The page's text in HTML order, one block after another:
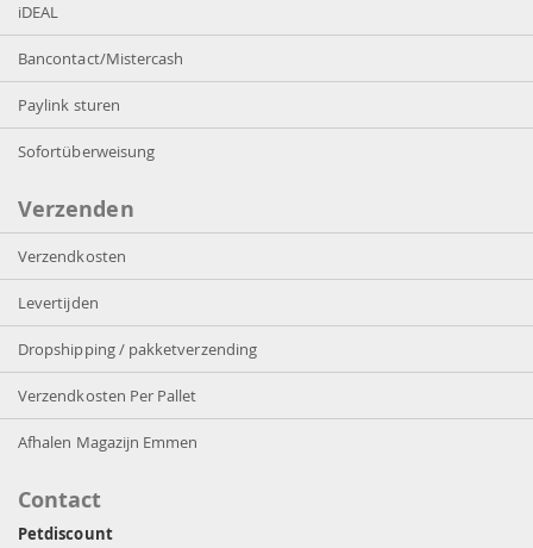
iDEAL
Bancontact/Mistercash
Paylink sturen
Sofortüberweisung
Verzenden
Verzendkosten
Levertijden
Dropshipping / pakketverzending
Verzendkosten Per Pallet
Afhalen Magazijn Emmen
Contact
Petdiscount